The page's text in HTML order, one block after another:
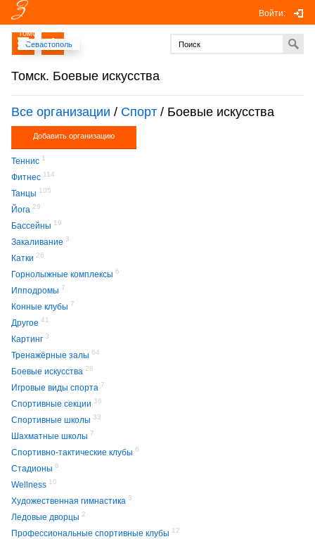
Томск
Севастополь
Томск. Боевые искусства
Войти:
Все организации / Спорт / Боевые искусства
Добавить организацию
Теннис 1
Фитнес 114
Танцы 105
Йога 29
Бассейны 19
Закаливание 3
Катки 26
Горнолыжные комплексы 6
Ипподромы 7
Конные клубы 7
Другое 41
Картинг 3
Тренажёрные залы 64
Боевые искусства 28
Игровые виды спорта 7
Спортивные секции 36
Спортивные школы 33
Шахматные школы 7
Спортивно-тактические клубы 6
Стадионы 6
Wellness 10
Художественная гимнастика 3
Ледовые дворцы 2
Профессиональные спортивные клубы 12